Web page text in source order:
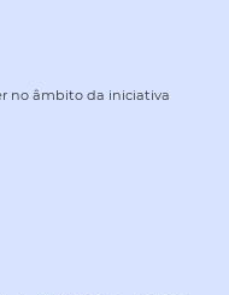
no âmbito da iniciativa